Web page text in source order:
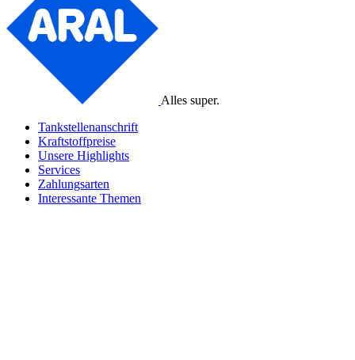
Alles super.
Tankstellenanschrift
Kraftstoffpreise
Unsere Highlights
Services
Zahlungsarten
Interessante Themen